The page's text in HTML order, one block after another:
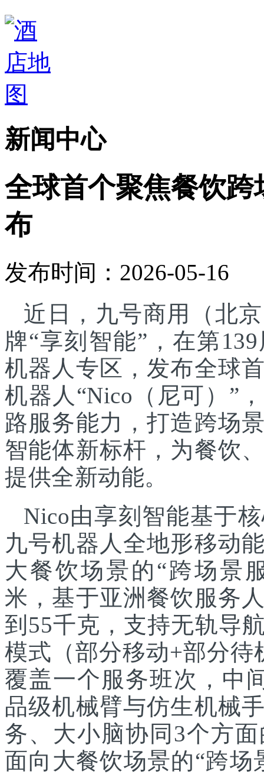
新闻中心
全球首个聚焦餐饮
布
发布时间：2026-05-16
近日，九号商用（北
牌“享刻智能”，在第
机器人专区，发布全球
机器人“Nico（尼可）”
路服务能力，打造跨场
智能体新标杆，为餐饮
提供全新动能。
Nico由享刻智能基于
九号机器人全地形移动
大餐饮场景的“跨场景
米，基于亚洲餐饮服务
到55千克，支持无轨导
模式（部分移动+部分待
覆盖一个服务班次，中
品级机械臂与仿生机械
务、大小脑协同3个方
面向大餐饮场景的“跨